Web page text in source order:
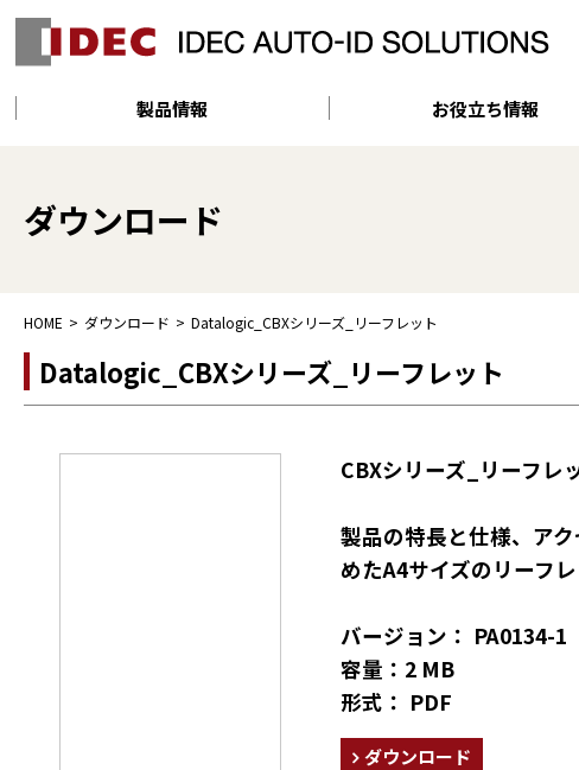
製品情報 お役立ち情報
ダウンロード
HOME ダウンロード Datalogic_CBXシリーズ_リーフレット
Datalogic_CBXシリーズ_リーフレット
CBXシリーズ_リーフレ
製品の特長と仕様、ア
めたA4サイズのリーフレ
バージョン： PA0134-1
容量：2 MB
形式： PDF
ダウンロード